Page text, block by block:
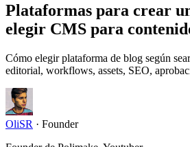
Plataformas para crear
elegir CMS para
Cómo elegir plataforma de blog según
editorial, workflows, assets, SEO,
OliSR · Founder